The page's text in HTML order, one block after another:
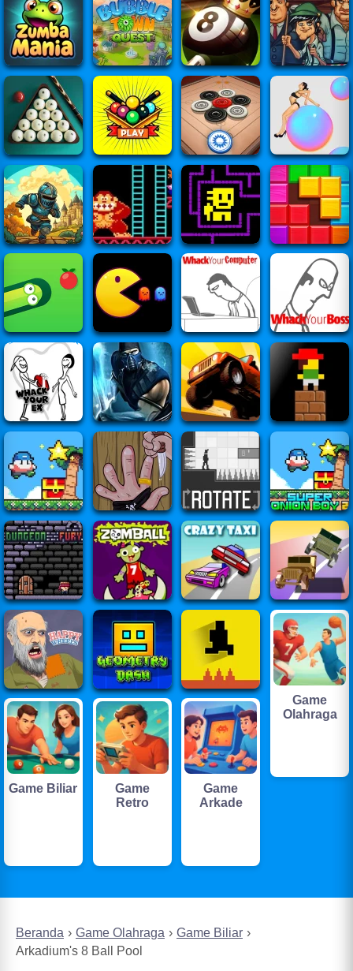
Beranda Game Olahraga
Game Biliar
Arkadium's 8 Ball Pool
Game
Olahraga
Game Biliar
Game
Retro
Game
Arkade